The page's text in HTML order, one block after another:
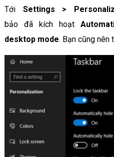
Tới Settings >
bảo đã kích hoạt
desktop mode. Bạn cũng nên